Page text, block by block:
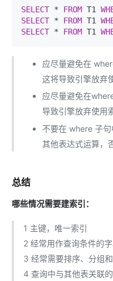
SELECT * FROM T1
SELECT * FROM T1
SELECT * FROM T1
应尽量避免在
这将导致引擎放弃
应尽量避免在
导致引擎放弃使用
不要在 where 子句
其他表达式运算，
总结
哪些情况需要建索引：
1 主键，唯一索引
2 经常用作查询条件的
3 经常需要排序、分组
4 查询中与其他表关联